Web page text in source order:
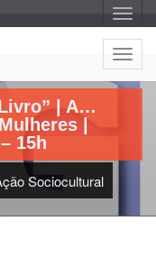
A
l
t
e
r
a
g
o
A
l
t
a
a
| A…
|
15h
Sociocultural